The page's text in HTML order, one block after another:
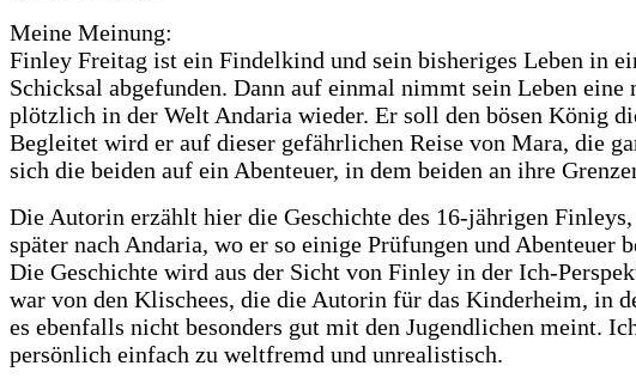
Meine Meinung:
Finley Freitag ist ein Findelkind und sein bisheriges Leben in
Schicksal abgefunden. Dann auf einmal nimmt sein Leben
plötzlich in der Welt Andaria wieder. Er soll den bösen König
Begleitet wird er auf dieser gefährlichen Reise von Mara, die
sich die beiden auf ein Abenteuer, in dem beiden an ihre
Die Autorin erzählt hier die Geschichte des 16-jährigen
später nach Andaria, wo er so einige Prüfungen und Abenteuer
Die Geschichte wird aus der Sicht von Finley in der Ich-
war von den Klischees, die die Autorin für das Kinderheim, in
es ebenfalls nicht besonders gut mit den Jugendlichen meint.
persönlich einfach zu weltfremd und unrealistisch.